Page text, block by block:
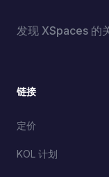
发现 XSpaces 的
链接
定价
KOL 计划